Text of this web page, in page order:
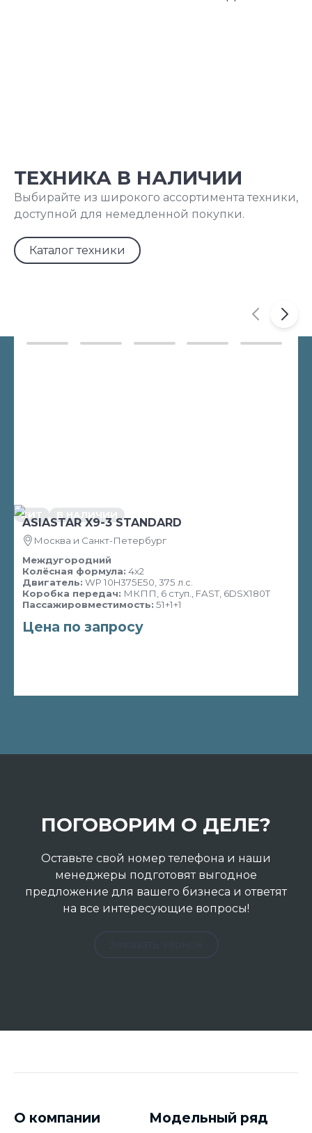
ТЕХНИКА В НАЛИЧИИ
Выбирайте из широкого ассортимента техники,
доступной для немедленной покупки.
Каталог техники
ХИТ В НАЛИЧИИ
ASIASTAR X9-3 STANDARD
Москва и Санкт-Петербург
Междугородний
Колёсная формула: 4х2
Двигатель: WP 10H375E50, 375 л.с.
Коробка передач: МКПП, 6 ступ., FAST, 6DSX180T
Пассажировместимость: 51+1+1
Цена по запросу
ПОГОВОРИМ О ДЕЛЕ?
Оставьте свой номер телефона и наши
менеджеры подготовят выгодное
предложение для вашего бизнеса и ответят
на все интересующие вопросы!
О компании Модельный ряд